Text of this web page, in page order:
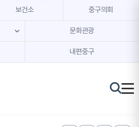
본문 내용 바로가기
주메뉴 바로가기
보건소 중구의회
문화관광
내편중구